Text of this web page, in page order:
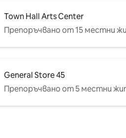
Town Hall Arts Center
Препоръчвано от 15 местни
General Store 45
Препоръчвано от 5 местни